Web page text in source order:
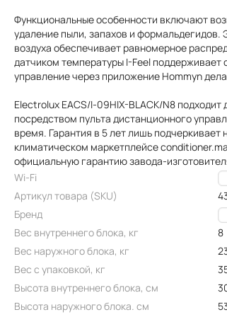
Функциональные особенности включают
удаление пыли, запахов и формальдегидов.
воздуха обеспечивает равномерное
датчиком температуры I-Feel поддерживает
управление через приложение Hommyn
Electrolux EACS/I-09HIX-BLACK/N8
посредством пульта дистанционного
время. Гарантия в 5 лет лишь
климатическом маркетплейсе
официальную гарантию завода-
Wi-Fi
Артикул товара (SKU)
Бренд
Вес внутреннего блока, кг
8
Вес наружного блока, кг
Вес с упаковкой, кг
Высота внутреннего блока, см
Высота наружного блока. см